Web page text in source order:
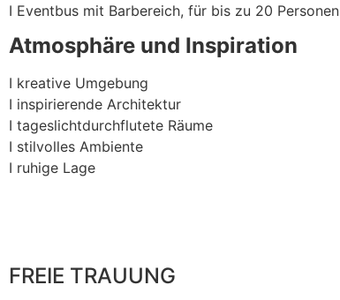
I Eventbus mit Barbereich, für bis zu 20 Personen
Atmosphäre und Inspiration
I kreative Umgebung
I inspirierende Architektur
I tageslichtdurchflutete Räume
I stilvolles Ambiente
I ruhige Lage
FREIE TRAUUNG